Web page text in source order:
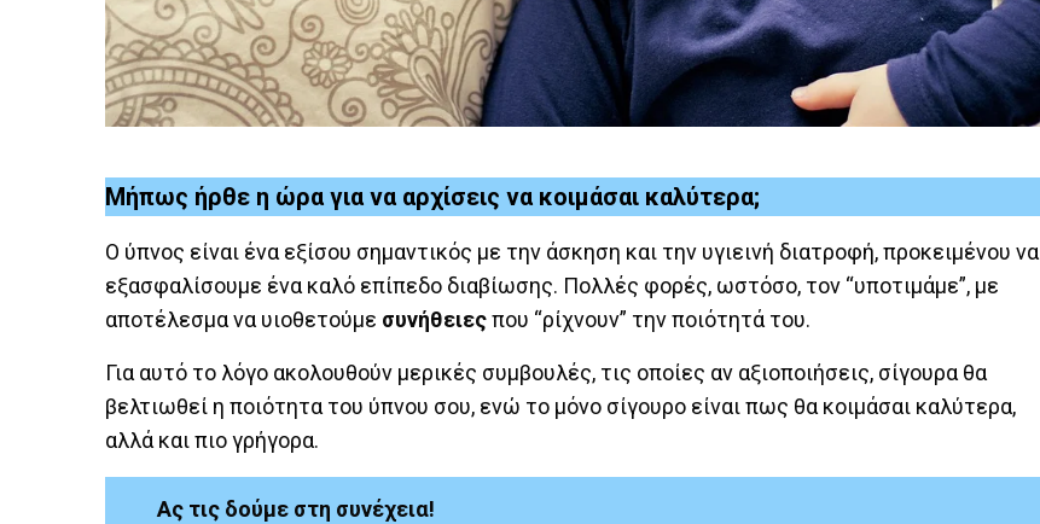
Μήπως ήρθε η ώρα για να αρχίσεις να κοιμάσαι καλύτερα;
Ο ύπνος είναι ένα εξίσου σημαντικός με την άσκηση και την υγιεινή διατροφή, προκειμένου να
εξασφαλίσουμε ένα καλό επίπεδο διαβίωσης. Πολλές φορές, ωστόσο, τον “υποτιμάμε”, με
αποτέλεσμα να υιοθετούμε συνήθειεςπου “ρίχνουν” την ποιότητά του.
Για αυτό το λόγο ακολουθούν μερικές συμβουλές, τις οποίες αν αξιοποιήσεις, σίγουρα θα
βελτιωθεί η ποιότητα του ύπνου σου, ενώ το μόνο σίγουρο είναι πως θα κοιμάσαι καλύτερα,
αλλά και πιο γρήγορα.
Ας τις δούμε στη συνέχεια!